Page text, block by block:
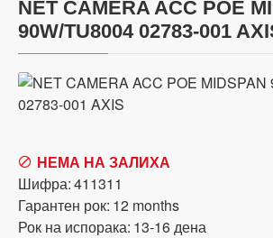
NET CAMERA ACC POE
90W/TU8004 02783-001
НЕМА НА ЗАЛИХА
Шифра:411311
Гарантен рок: 12 months
Рок на испорака: 13-16 дена